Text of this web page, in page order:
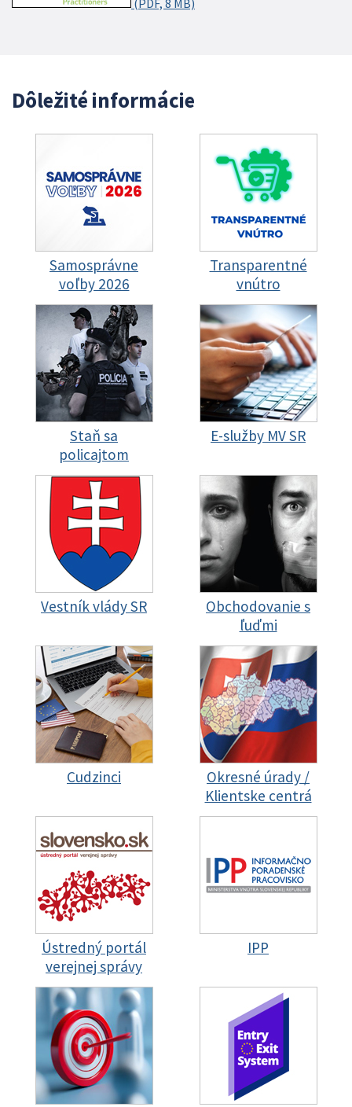
Dôležité informácie
Samosprávne
voľby 2026
Transparentné
vnútro
Staň sa
policajtom
E-služby MV SR
Vestník vlády SR
Obchodovanie s
ľuďmi
Cudzinci
Okresné úrady /
Klientske centrá
Ústredný portál
verejnej správy
IPP